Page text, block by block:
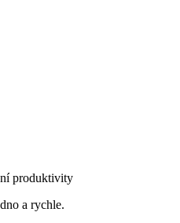
produktivity
a rychle.